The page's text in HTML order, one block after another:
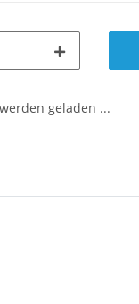
geladen ...